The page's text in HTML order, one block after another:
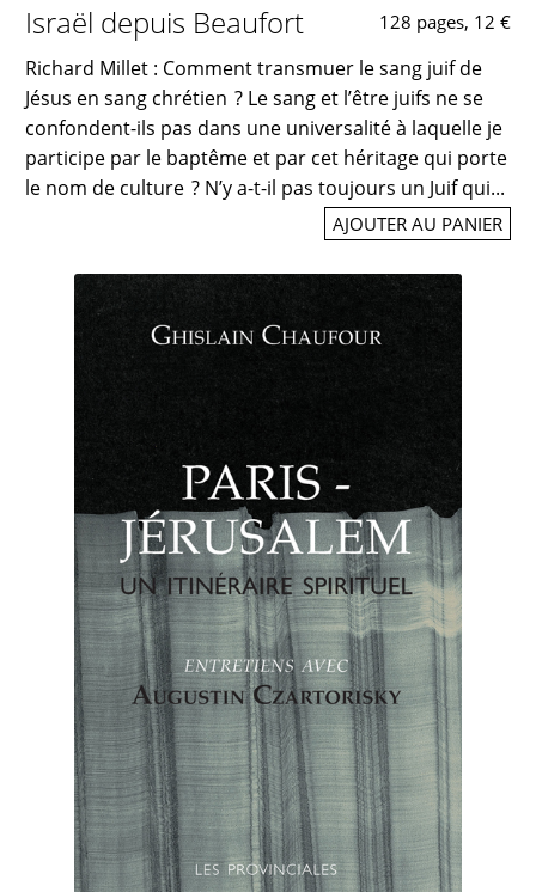
Israël depuis Beaufort 128 pages, 12 €
Richard Millet : Comment transmuer le sang juif de
Jésus en sang chrétien ? Le sang et l’être juifs ne se
confondent-ils pas dans une universalité à laquelle je
participe par le baptême et par cet héritage qui porte
le nom de culture ? N’y a-t-il pas toujours un Juif qui...
AJOUTER AU PANIER